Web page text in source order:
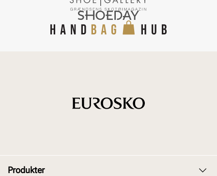
Produkter